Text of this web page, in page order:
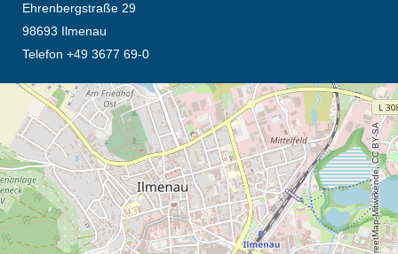
Ehrenbergstraße 29
98693 Ilmenau
Telefon +49 3677 69-0
Öffnet die Anfahrtsbeschreibung in neuem Tab (Karte)
© OpenStreetMap-Mitwirkende, CC BY-SA